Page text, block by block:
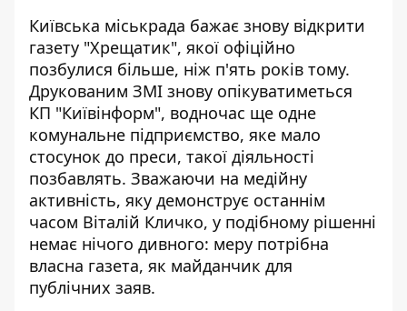
Київська міськрада бажає знову відкрити
газету "Хрещатик", якої офіційно
позбулися більше, ніж п'ять років тому.
Друкованим ЗМІ знову опікуватиметься
КП "Київінформ", водночас ще одне
комунальне підприємство, яке мало
стосунок до преси, такої діяльності
позбавлять. Зважаючи на медійну
активність, яку демонструє останнім
часом Віталій Кличко, у подібному рішенні
немає нічого дивного: меру потрібна
власна газета, як майданчик для
публічних заяв.